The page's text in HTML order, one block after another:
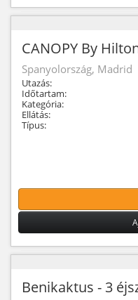
CANOPY By
Spanyolország, Madrid
Utazás:
Időtartam:
Kategória:
Ellátás:
Típus:
Benikaktus - 3